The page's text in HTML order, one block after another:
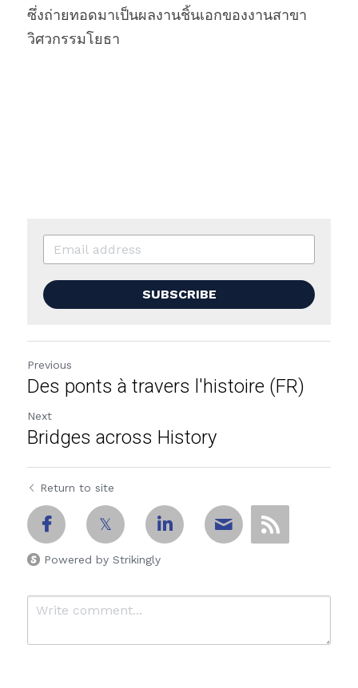
ซึ่งถ่ายทอดมาเป็นผลงานชิ้นเอกของงานสาขา
วิศวกรรมโยธา
SUBSCRIBE
Previous
Des ponts à travers l'histoire (FR)
Next
Bridges across History
Return to site
Powered by Strikingly